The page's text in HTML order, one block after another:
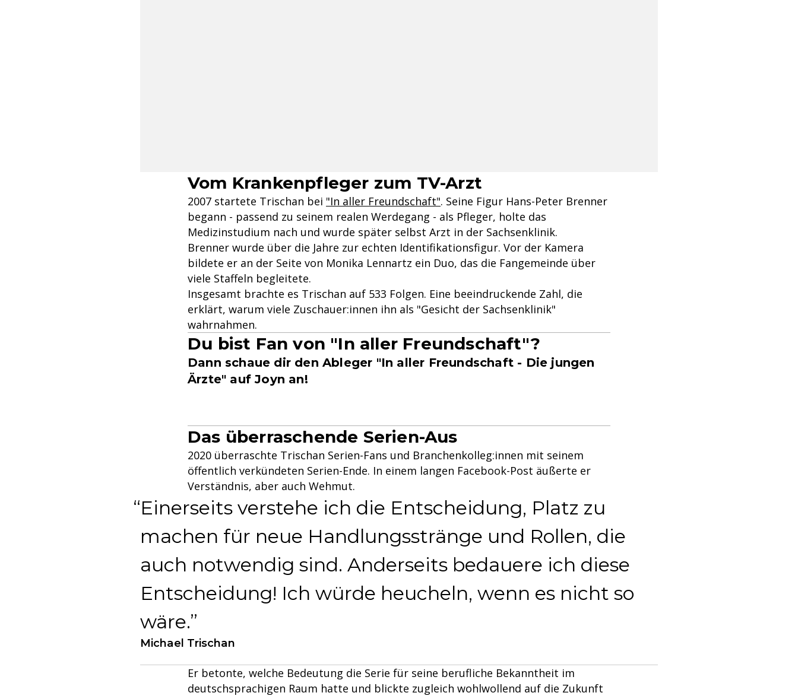
Vom Krankenpfleger zum TV-Arzt
2007 startete Trischan bei "In aller Freundschaft". Seine Figur Hans-Peter Brenner
begann - passend zu seinem realen Werdegang - als Pfleger, holte das
Medizinstudium nach und wurde später selbst Arzt in der Sachsenklinik.
Brenner wurde über die Jahre zur echten Identifikationsfigur. Vor der Kamera
bildete er an der Seite von Monika Lennartz ein Duo, das die Fangemeinde über
viele Staffeln begleitete.
Insgesamt brachte es Trischan auf 533 Folgen. Eine beeindruckende Zahl, die
erklärt, warum viele Zuschauer:innen ihn als "Gesicht der Sachsenklinik"
wahrnahmen.
Du bist Fan von "In aller Freundschaft"?
Dann schaue dir den Ableger "In aller Freundschaft - Die jungen
Ärzte" auf Joyn an!
Das überraschende Serien-Aus
2020 überraschte Trischan Serien-Fans und Branchenkolleg:innen mit seinem
öffentlich verkündeten Serien-Ende. In einem langen Facebook-Post äußerte er
Verständnis, aber auch Wehmut.
Einerseits verstehe ich die Entscheidung, Platz zu
machen für neue Handlungsstränge und Rollen, die
auch notwendig sind. Anderseits bedauere ich diese
Entscheidung! Ich würde heucheln, wenn es nicht so
wäre.
Michael Trischan
Er betonte, welche Bedeutung die Serie für seine berufliche Bekanntheit im
deutschsprachigen Raum hatte und blickte zugleich wohlwollend auf die Zukunft